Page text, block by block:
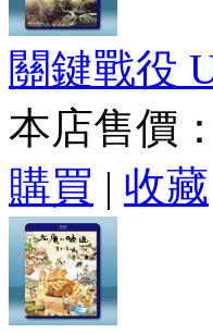
關鍵戰役
本店售價：
購買 | 收藏